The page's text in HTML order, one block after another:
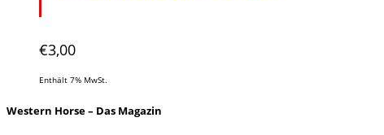
€3,00
Enthält 7% MwSt.
Western Horse – Das Magazin